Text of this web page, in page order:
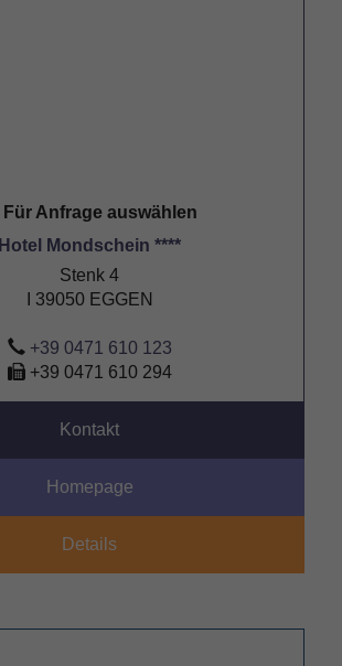
Für Anfrage auswählen
Hotel Mondschein ****
Stenk 4
I 39050 EGGEN
+39 0471 610 123
+39 0471 610 294
Kontakt
Homepage
Details